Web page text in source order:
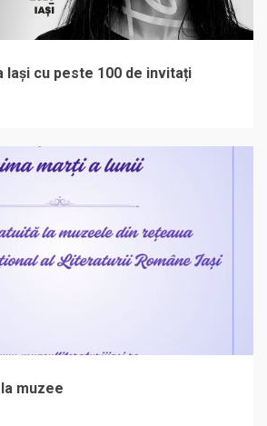
Iași cu peste 100 de invitați
muzee